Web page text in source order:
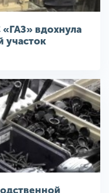
вдохнула
участок